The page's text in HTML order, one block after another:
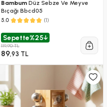
BambumDüz Sebze Ve Meyve
Bıçağı Bbcd05
5.0 (1)
Sepette%25
119,90 TL
89,93 TL